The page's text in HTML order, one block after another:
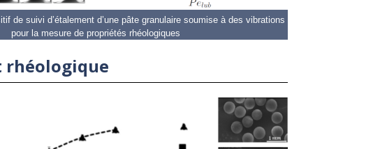
de suivi d’étalement d’une pâte granulaire soumise à des vibrations
pour la mesure de propriétés rhéologiques
rhéologique